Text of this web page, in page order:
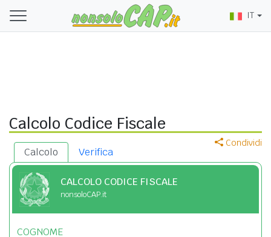
IT
Calcolo Codice Fiscale
Condividi
Calcolo Verifica
CALCOLO CODICE FISCALE
nonsoloCAP.it
COGNOME